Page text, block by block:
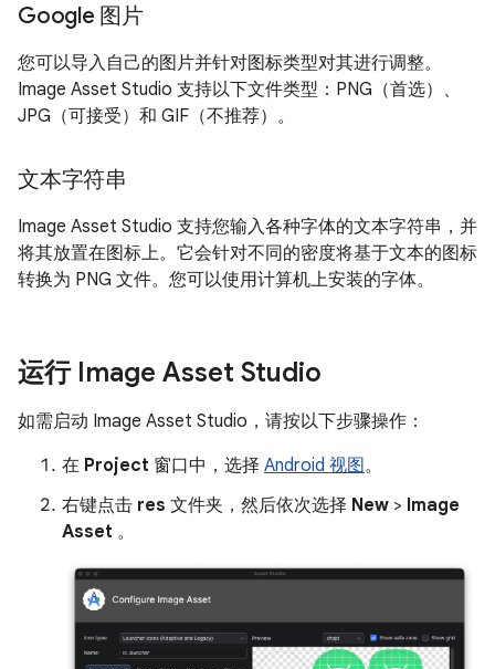
Google 图片
您可以导入自己的图片并针对图标类型对其进行调整。
Image Asset Studio 支持以下文件类型：PNG（首选）、
JPG（可接受）和 GIF（不推荐）。
文本字符串
Image Asset Studio 支持您输入各种字体的文本字符串，并
将其放置在图标上。它会针对不同的密度将基于文本的图标
转换为 PNG 文件。您可以使用计算机上安装的字体。
运行 Image Asset Studio
如需启动 Image Asset Studio，请按以下步骤操作：
在 Project 窗口中，选择 Android 视图。
右键点击 res 文件夹，然后依次选择 New > Image
Asset 。